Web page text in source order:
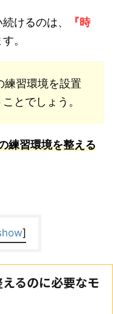
けるのは、
『時
。
練習環境を設置
とでしょう。
練習環境を整える
]
るのに必要なモ